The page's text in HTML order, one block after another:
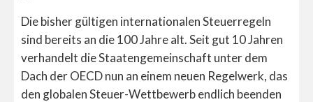
Die bisher gültigen internationalen Steuerregeln
sind bereits an die 100 Jahre alt. Seit gut 10 Jahren
verhandelt die Staatengemeinschaft unter dem
Dach der OECD nun an einem neuen Regelwerk, das
den globalen Steuer-Wettbewerb endlich beenden